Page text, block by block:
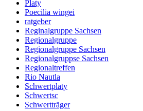
Platy
Poecilia wingei
ratgeber
Reginalgruppe Sachsen
Regionalgruppe
Regionalgruppe Sachsen
Regionalgruppse Sachsen
Regionaltreffen
Rio Nautla
Schwertplaty
Schwertsc
Schwertträger